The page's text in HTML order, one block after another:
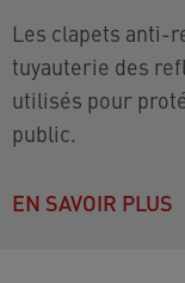
Les clapets anti-
tuyauterie des
utilisés pour
public.
EN SAVOIR PLUS